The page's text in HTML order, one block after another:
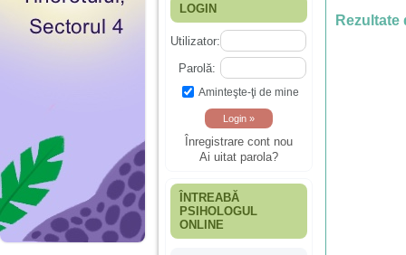
LOGIN
Utilizator:
Parolă:
Aminteşte-ţi de mine
Înregistrare cont nou
Ai uitat parola?
ÎNTREABĂ
PSIHOLOGUL
ONLINE
Rezultate